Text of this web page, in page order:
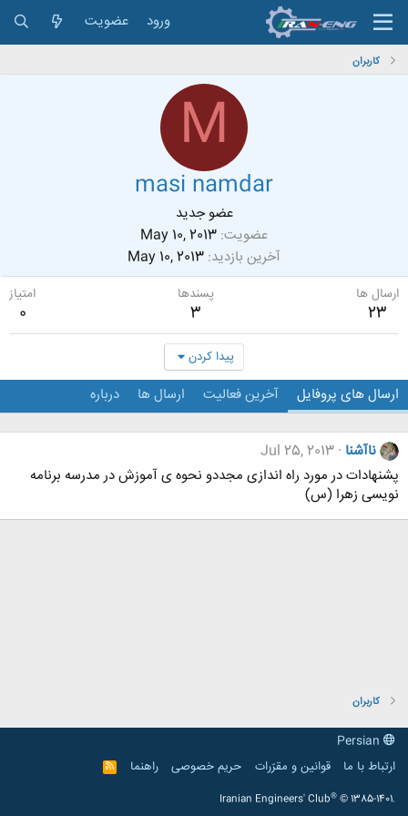
ورود عضویت
کاربران
M
masi namdar
عضو جدید
عضویت May 10, 2013
آخرین بازدید May 10, 2013
ارسال ها
23
پسندها
3
امتیاز
0
پیدا کردن
ارسال های پروفایل آخرین فعالیت ارسال ها درباره
ناآشنا Jul 25, 2013
پشنهادات در مورد راه اندازی مجددو نحوه ی آموزش در مدرسه برنامه
نویسی زهرا (س)
کاربران
ارتباط با ما
قوانین و مقرّرات حریم خصوصی راهنما
R
S
Iranian Engineers' Club® © 1385-1401.